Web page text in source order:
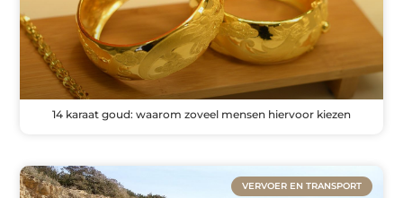
14 karaat goud: waarom zoveel mensen hiervoor kiezen
VERVOER EN TRANSPORT